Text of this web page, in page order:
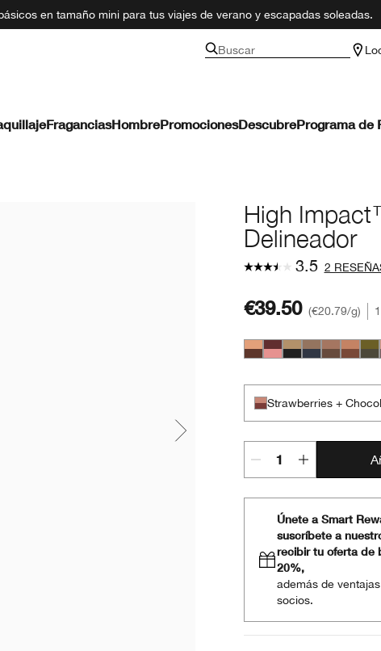
en tamaño mini para tus viajes de verano y escapadas soleadas.
Buscar
FraganciasHombrePromocionesDescubrePrograma de
High
Delineador
3.5 2
€39.50 €20.79/g
Strawberries +
Únete a Smart
suscríbete a
recibir tu oferta de
20%,
además de
socios.